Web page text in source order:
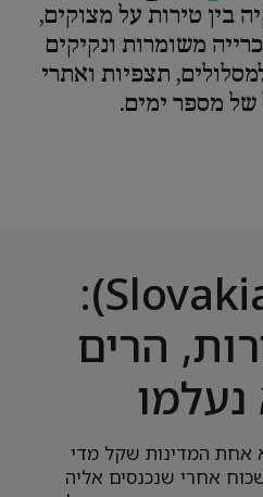
בין טירות על מצוקים,
משומרות ונקיקים
תצפיות ואתרי
של מספר ימים.
סלובקיה (Slovakia):
הרים
אחת המדינות שקל מדי
אחרי שנכנסים אליה